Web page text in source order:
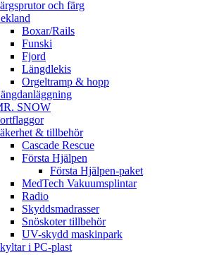
och färg
Boxar/Rails
Funski
Fjord
Längdlekis
Orgeltramp & hopp
SNOW
& tillbehör
Cascade Rescue
Första Hjälpen
Första Hjälpen-paket
MedTech Vakuumsplintar
Radio
Skyddsmadrasser
Snöskoter tillbehör
UV-skydd maskinpark
i PC-plast